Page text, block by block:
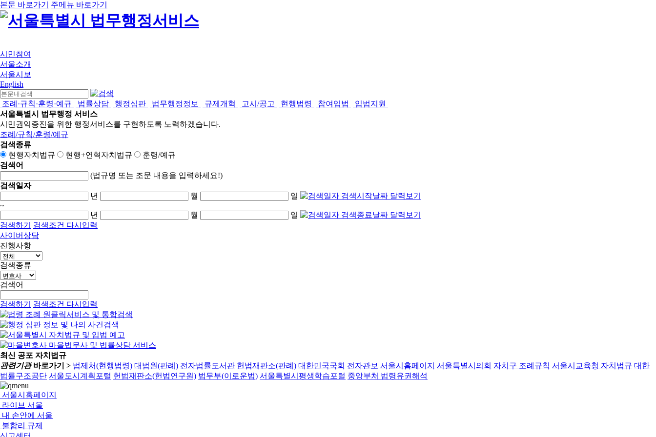
본문 바로가기 주메뉴 바로가기
시민참여
서울소개
서울시보
English
조례·규칙·훈령·예규 법률상담 행정심판 법무행정정보 규제개혁 고시/공고 현행법령 참여입법
입법지원
서울특별시 법무행정 서비스
시민권익증진을 위한 행정서비스를 구현하도록 노력하겠습니다.
조례/규칙/훈령/예규
검색종류
현행자치법규
현행+연혁자치법규
훈령/예규
검색어
(법규명 또는 조문 내용을 입력하세요!)
검색일자
년
월
일
~
년
월
일
검색하기
검색조건 다시입력
사이버상담
진행사항
검색종류
검색어
검색하기 검색조건 다시입력
최신 공포 자치법규
관련기관바로가기 > 법제처(현행법령) 대법원(판례) 전자법률도서관 헌법재판소(판례) 대한민국국회 전자관보 서울시홈페이지 서울특별시의회 자치구 조례규칙 서울시교육청 자치법규 대한
법률구조공단 서울도시계획포털 헌법재판소(헌법연구원) 법무부(이로운법) 서울특별시평생학습포털 중앙부처 법령유권해석
서울시홈페이지
라이브 서울
내 손안에 서울
불합리 규제